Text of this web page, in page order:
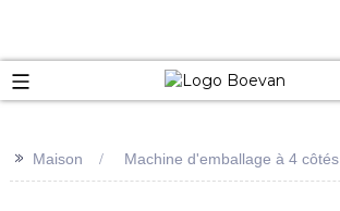
>> Maison Machine d'emballage à 4 côtés